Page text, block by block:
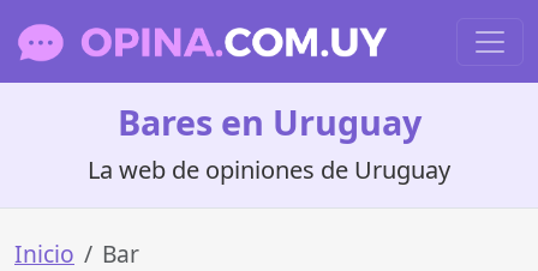
Bares en Uruguay
La web de opiniones de Uruguay
Inicio Bar